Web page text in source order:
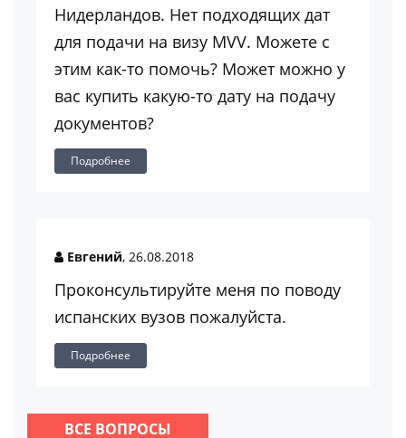
Нидерландов. Нет подходящих дат
для подачи на визу MVV. Можете с
этим как-то помочь? Может можно у
вас купить какую-то дату на подачу
документов?
Подробнее
Евгений, 26.08.2018
Проконсультируйте меня по поводу
испанских вузов пожалуйста.
Подробнее
ВСЕ ВОПРОСЫ